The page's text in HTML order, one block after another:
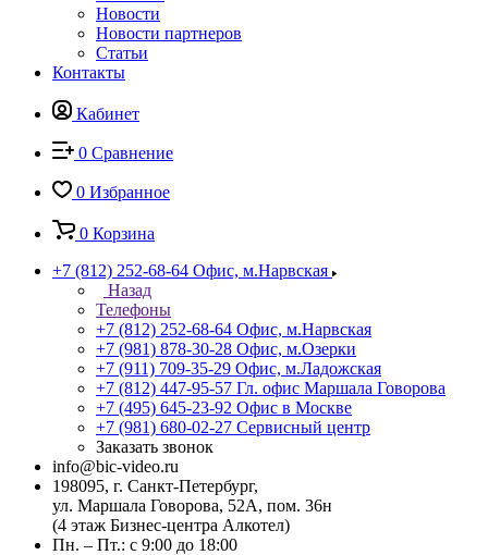
Новости
Новости партнеров
Статьи
Контакты
Кабинет
0 Сравнение
0 Избранное
0 Корзина
+7 (812) 252-68-64 Офис, м.Нарвская
Назад
Телефоны
+7 (812) 252-68-64 Офис, м.Нарвская
+7 (981) 878-30-28 Офис, м.Озерки
+7 (911) 709-35-29 Офис, м.Ладожская
+7 (812) 447-95-57 Гл. офис Маршала Говорова
+7 (495) 645-23-92 Офис в Москве
+7 (981) 680-02-27 Сервисный центр
Заказать звонок
info@bic-video.ru
198095, г. Санкт-Петербург,
ул. Маршала Говорова, 52А, пом. 36н
(4 этаж Бизнес-центра Алкотел)
Пн. – Пт.: с 9:00 до 18:00